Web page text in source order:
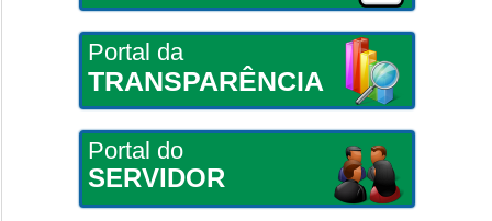
Portal da
TRANSPARÊNCIA
Portal do
SERVIDOR